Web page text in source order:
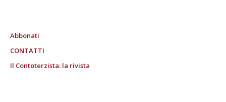
Abbonati
CONTATTI
Il Contoterzista: la rivista